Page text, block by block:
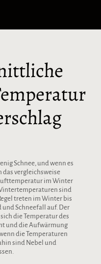
Schnee, und wenn es
das vergleichsweise
im Winter
sind
treten im Winter bis
Schneefall auf. Der
die Temperatur des
und die Aufwärmung
die Temperaturen
sind Nebel und